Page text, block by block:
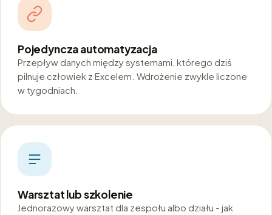
Pojedyncza automatyzacja
Przepływ danych między systemami, którego dziś
pilnuje człowiek z Excelem. Wdrożenie zwykle liczone
w tygodniach.
Warsztat lub szkolenie
Jednorazowy warsztat dla zespołu albo działu - jak